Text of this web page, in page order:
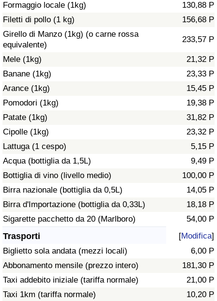
Formaggio locale (1kg)
130,88 P
Filetti di pollo (1 kg)
156,68 P
Girello di Manzo (1kg) (o carne rossa
equivalente)
233,57 P
Mele (1kg)
21,32 P
Banane (1kg)
23,33 P
Arance (1kg)
15,45 P
Pomodori (1kg)
19,38 P
Patate (1kg)
31,82 P
Cipolle (1kg)
23,32 P
Lattuga (1 cespo)
5,15 P
Acqua (bottiglia da 1,5L)
9,49 P
Bottiglia di vino (livello medio)
100,00 P
Birra nazionale (bottiglia da 0,5L)
14,05 P
Birra d'Importazione (bottiglia da 0,33L)
18,18 P
Sigarette pacchetto da 20 (Marlboro)
54,00 P
Trasporti [Modifica]
Biglietto sola andata (mezzi locali)
6,00 P
Abbonamento mensile (prezzo intero)
181,30 P
Taxi addebito iniziale (tariffa normale)
21,00 P
Taxi 1km (tariffa normale)
10,20 P
Indice dell’Assistenza Sanitaria per
Nazione
Inquinamento
Indice dell’Inquinamento (Corrente)
Indice di inquinamento
Indice dell’Inquinamento per Nazione
Traffico
Indice del Traffico
Indice del traffico (Corrente)
Indice del traffico per Nazione